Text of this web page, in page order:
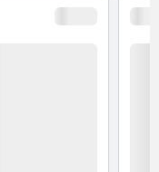
hỗ trợ làm sạch